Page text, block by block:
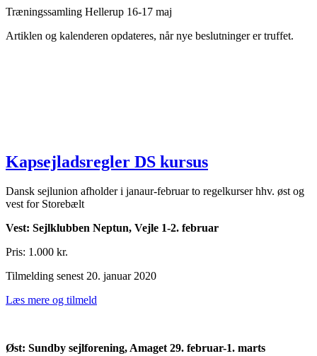
Træningssamling Hellerup 16-17 maj
Artiklen og kalenderen opdateres, når nye beslutninger er truffet.
Kapsejladsregler DS kursus
Dansk sejlunion afholder i janaur-februar to regelkurser hhv. øst og
vest for Storebælt
Vest: Sejlklubben Neptun, Vejle 1-2. februar
Pris: 1.000 kr.
Tilmelding senest 20. januar 2020
Læs mere og tilmeld
Øst: Sundby sejlforening, Amaget 29. februar-1. marts